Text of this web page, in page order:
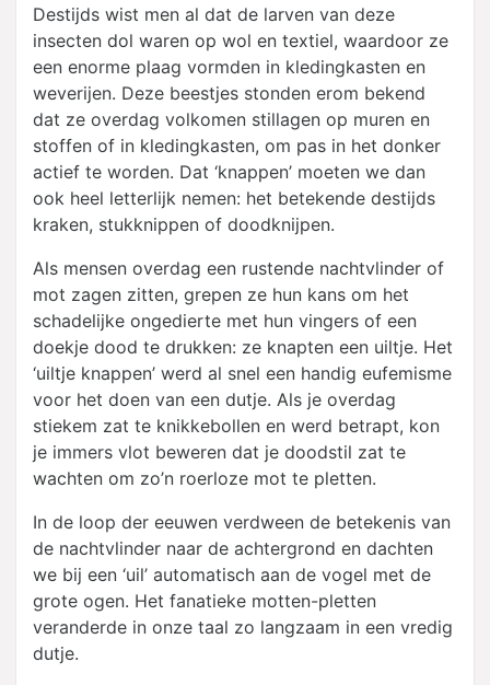
Destijds wist men al dat de larven van deze
insecten dol waren op wol en textiel, waardoor ze
een enorme plaag vormden in kledingkasten en
weverijen. Deze beestjes stonden erom bekend
dat ze overdag volkomen stillagen op muren en
stoffen of in kledingkasten, om pas in het donker
actief te worden. Dat ‘knappen’ moeten we dan
ook heel letterlijk nemen: het betekende destijds
kraken, stukknippen of doodknijpen.
Als mensen overdag een rustende nachtvlinder of
mot zagen zitten, grepen ze hun kans om het
schadelijke ongedierte met hun vingers of een
doekje dood te drukken: ze knapten een uiltje. Het
‘uiltje knappen’ werd al snel een handig eufemisme
voor het doen van een dutje. Als je overdag
stiekem zat te knikkebollen en werd betrapt, kon
je immers vlot beweren dat je doodstil zat te
wachten om zo’n roerloze mot te pletten.
In de loop der eeuwen verdween de betekenis van
de nachtvlinder naar de achtergrond en dachten
we bij een ‘uil’ automatisch aan de vogel met de
grote ogen. Het fanatieke motten-pletten
veranderde in onze taal zo langzaam in een vredig
dutje.